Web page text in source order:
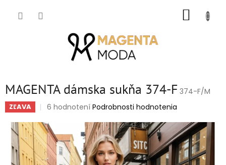
MAGENTA dámska sukňa 374-F 374-F/M
ZĽAVA
Priemerné
produktu
je
4,8
z
6 hodnotení Podrobnosti hodnotenia